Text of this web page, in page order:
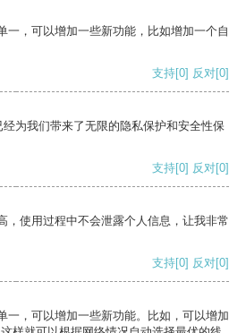
一，可以增加一些新功能，比如增加一个自
支持[0] 反对[0]
为我们带来了无限的隐私保护和安全性保
支持[0] 反对[0]
，使用过程中不会泄露个人信息，让我非常
支持[0] 反对[0]
一，可以增加一些新功能。比如，可以增加